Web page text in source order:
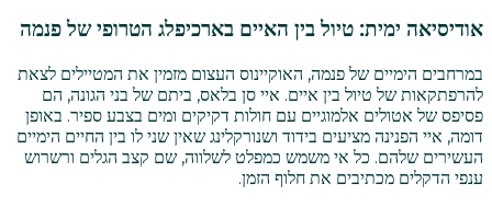
אודיסיאה ימית: טיול בין האיים בארכיפלג הטרופי של פנמה
במרחבים הימיים של פנמה, האוקיינוס העצום מזמין את המטיילים לצאת
להרפתקאות של טיול בין איים. איי סן בלאס, ביתם של בני הגונה, הם
פסיפס של אטולים אלמוגיים עם חולות דקיקים ומים בצבע ספיר. באופן
דומה, איי הפנינה מציעים בידוד ושנורקלינג שאין שני לו בין החיים הימיים
העשירים שלהם. כל אי משמש כמפלט לשלווה, שם קצב הגלים ורשרוש
ענפי הדקלים מכתיבים את חלוף הזמן.